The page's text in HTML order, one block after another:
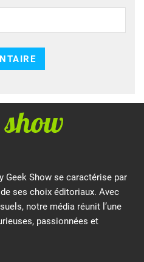
Geek Show se caractérise par
ses choix éditoriaux. Avec
notre média réunit l’une
passionnées et